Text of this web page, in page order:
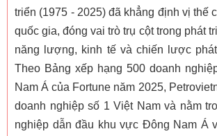
triển (1975 - 2025) đã khẳng định vị thế
quốc gia, đóng vai trò trụ cột trong phát
năng lượng, kinh tế và chiến lược
Theo Bảng xếp hạng 500 doanh
Nam Á của Fortune năm 2025,
doanh nghiệp số 1 Việt Nam và nằm
nghiệp dẫn đầu khu vực Đông Nam Á